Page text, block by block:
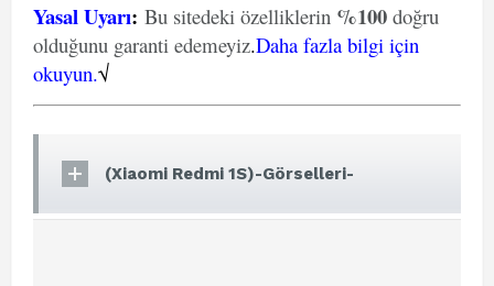
Yasal Uyarı: Bu sitedeki özelliklerin %100 doğru
olduğunu garanti edemeyiz.Daha fazla bilgi için
okuyun.√
(Xiaomi Redmi 1S)-Görselleri-